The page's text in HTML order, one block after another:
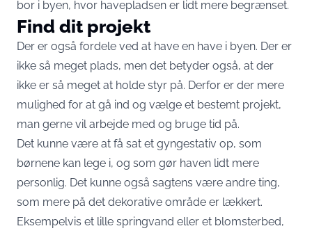
bor i byen, hvor havepladsen er lidt mere begrænset.
Find dit projekt
Der er også fordele ved at have en have i byen. Der er
ikke så meget plads, men det betyder også, at der
ikke er så meget at holde styr på. Derfor er der mere
mulighed for at gå ind og vælge et bestemt projekt,
man gerne vil arbejde med og bruge tid på.
Det kunne være at få sat et gyngestativ op, som
børnene kan lege i, og som gør haven lidt mere
personlig. Det kunne også sagtens være andre ting,
som mere på det dekorative område er lækkert.
Eksempelvis et lille springvand eller et blomsterbed,